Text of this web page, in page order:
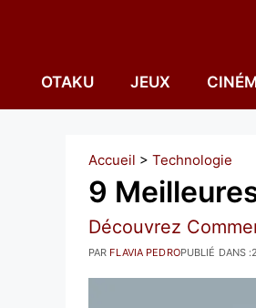
OTAKU JEUX
Accueil > Technologie
9
Découvrez
PUBLIÉ DANS :
PAR FLAVIA PEDRO